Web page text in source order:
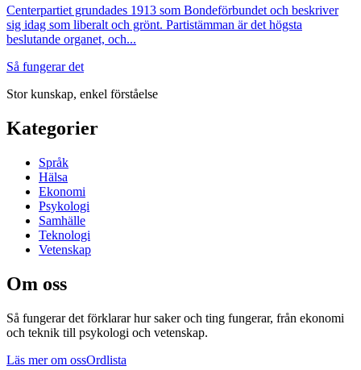
Centerpartiet grundades 1913 som Bondeförbundet och beskriver
sig idag som liberalt och grönt. Partistämman är det högsta
beslutande organet, och...
Så fungerar det
Stor kunskap, enkel förståelse
Kategorier
Språk
Hälsa
Ekonomi
Psykologi
Samhälle
Teknologi
Vetenskap
Om oss
Så fungerar det förklarar hur saker och ting fungerar, från ekonomi
och teknik till psykologi och vetenskap.
Läs mer om ossOrdlista